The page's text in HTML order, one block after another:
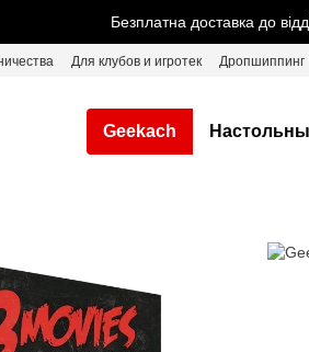
Безплатна доставка до
Для клубов и игротек Дропшиппинг
Geekach